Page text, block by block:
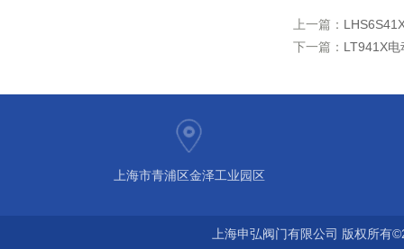
上一篇：
下一篇： LT941X
上海市青浦区金泽工业园区
上海申弘阀门有限公司 版权所有